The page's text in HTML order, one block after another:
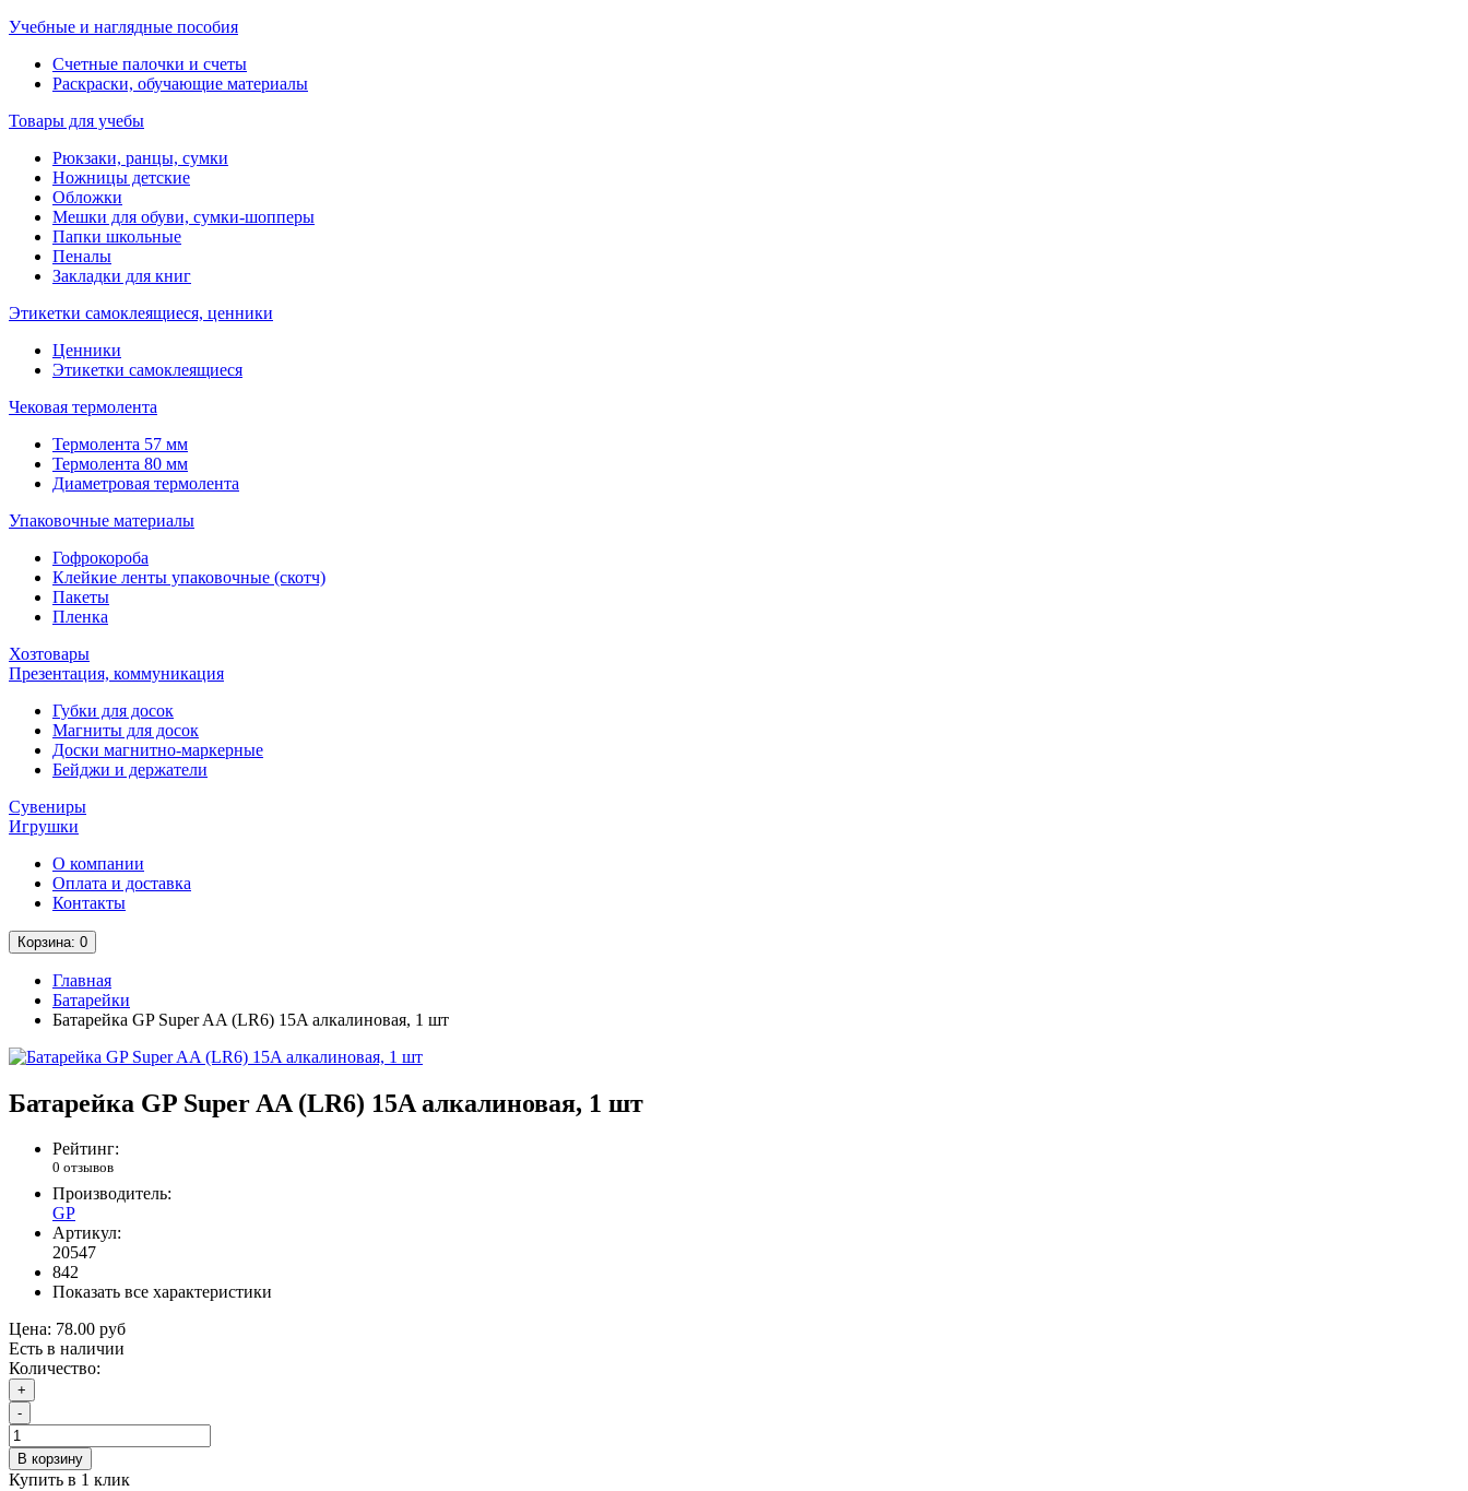
Учебные и наглядные пособия
Счетные палочки и счеты
Раскраски, обучающие материалы
Товары для учебы
Рюкзаки, ранцы, сумки
Ножницы детские
Обложки
Мешки для обуви, сумки-шопперы
Папки школьные
Пеналы
Закладки для книг
Этикетки самоклеящиеся, ценники
Ценники
Этикетки самоклеящиеся
Чековая термолента
Термолента 57 мм
Термолента 80 мм
Диаметровая термолента
Упаковочные материалы
Гофрокороба
Клейкие ленты упаковочные (скотч)
Пакеты
Пленка
Хозтовары
Презентация, коммуникация
Губки для досок
Магниты для досок
Доски магнитно-маркерные
Бейджи и держатели
Сувениры
Игрушки
О компании
Оплата и доставка
Контакты
Корзина: 0
Главная
Батарейки
Батарейка GP Super AA (LR6) 15A алкалиновая, 1 шт
Батарейка GP Super AA (LR6) 15A алкалиновая, 1 шт
Рейтинг:
0 отзывов
Производитель:
GP
Артикул:
20547
842
Показать все характеристики
Цена: 78.00 руб
Есть в наличии
Количество:
+
-
В корзину
Купить в 1 клик